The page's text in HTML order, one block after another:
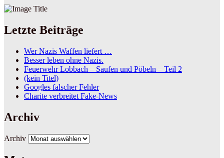
Letzte Beiträge
Wer Nazis Waffen liefert …
Besser leben ohne Nazis.
Feuerwehr Lobbach – Saufen und Pöbeln – Teil 2
(kein Titel)
Googles falscher Fehler
Charite verbreitet Fake-News
Archiv
Archiv